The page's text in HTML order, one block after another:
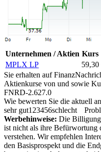
Unternehmen / Aktien Kurs
MPLX LP
59,30
Sie erhalten auf
Aktienkurse von und sowie
FNRD-2.627.0
Wie bewerten Sie die aktuell
sehr gut1 23456schlecht
Werbehinweise: Die Billigung
ist nicht als ihre Befürwortung
verstehen. Wir empfehlen
den Basisprospekt und die